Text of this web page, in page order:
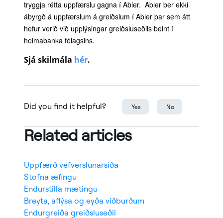
tryggja rétta uppfærslu gagna í Abler. Abler ber ekki
ábyrgð á uppfærslum á greiðslum í Abler þar sem átt
hefur verið við upplýsingar greiðsluseðils beint í
heimabanka félagsins.
Sjá skilmála hér.
Did you find it helpful? Yes No
Related articles
Uppfærð vefverslunarsíða
Stofna æfingu
Endurstilla mætingu
Breyta, aflýsa og eyða viðburðum
Endurgreiða greiðsluseðil